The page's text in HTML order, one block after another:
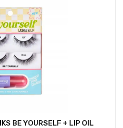
BE YOURSELF + LIP OIL